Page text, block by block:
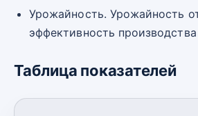
Урожайность. Урожайность
эффективность производства
Таблица показателей